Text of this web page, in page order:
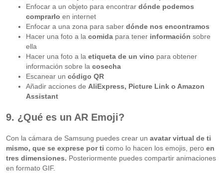
Enfocar a un objeto para encontrar dónde podemos
comprarlo en internet
Enfocar a una zona para saber dónde nos encontramos
Hacer una foto a la comidapara tener información sobre
ella
Hacer una foto a la etiqueta de un vino para obtener
información sobre la cosecha
Escanear un código QR
Añadir acciones de AliExpress, Picture Link o Amazon
Assistant
9. ¿Qué es un AR Emoji?
Con la cámara de Samsung puedes crear un avatar virtual de ti
mismo, que se exprese por ti como lo hacen los emojis, pero en
tres dimensiones. Posteriormente puedes compartir animaciones
en formato GIF.